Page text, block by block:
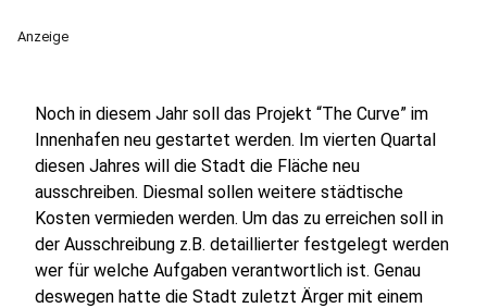
Anzeige
Noch in diesem Jahr soll das Projekt “The Curve” im
Innenhafen neu gestartet werden. Im vierten Quartal
diesen Jahres will die Stadt die Fläche neu
ausschreiben. Diesmal sollen weitere städtische
Kosten vermieden werden. Um das zu erreichen soll in
der Ausschreibung z.B. detaillierter festgelegt werden
wer für welche Aufgaben verantwortlich ist. Genau
deswegen hatte die Stadt zuletzt Ärger mit einem